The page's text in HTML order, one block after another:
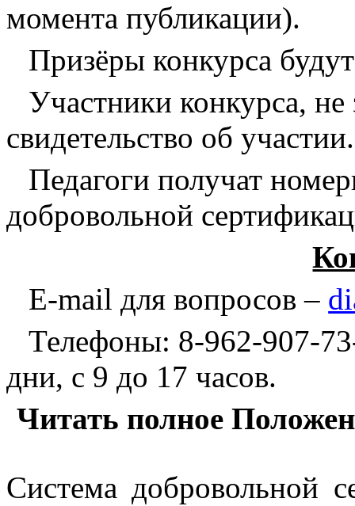
момента публикации).
Призёры конкурса
Участники конкурса,
свидетельство об участии.
Педагоги получат
добровольной
E-mail для вопросов –
Телефоны: 8-962-907-
дни, с 9 до 17 часов.
Читать полное
Система добровольной